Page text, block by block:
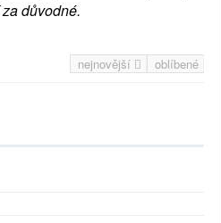
důvodné.
nejnovější oblíbené